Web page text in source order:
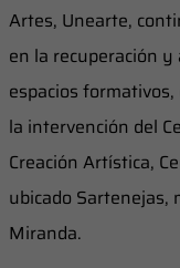
Artes, Unearte,
en la recuperación y
espacios
la intervención del
Creación Artística,
ubicado Sartenejas,
Miranda.